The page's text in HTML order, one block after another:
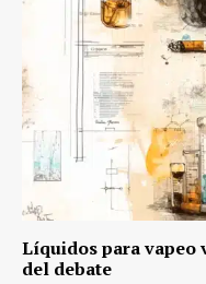
Líquidos para vapeo
del debate